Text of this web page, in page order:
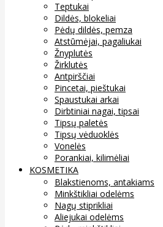
Teptukai
Dildės, blokeliai
Pėdų dildės, pemza
Atstūmėjai, pagaliukai
Žnyplutės
Žirklutės
Antpirščiai
Pincetai, pieštukai
Spaustukai arkai
Dirbtiniai nagai, tipsai
Tipsų paletės
Tipsų vėduoklės
Vonelės
Porankiai, kilimėliai
KOSMETIKA
Blakstienoms, antakiams
Minkštikliai odelėms
Nagų stiprikliai
Aliejukai odelėms